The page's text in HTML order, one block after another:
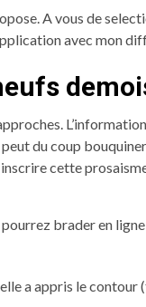
A vous de
avec mon
du coup
cette
brader en
a appris le contour